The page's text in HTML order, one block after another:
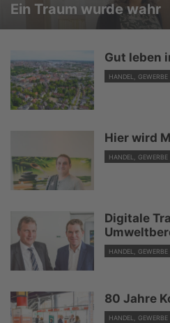
Ein Traum wurde wahr
Gut leben
HANDEL, GEWERBE
Hier wird
HANDEL, GEWERBE
Digitale
HANDEL, GEWERBE
80 Jahre
HANDEL, GEWERBE